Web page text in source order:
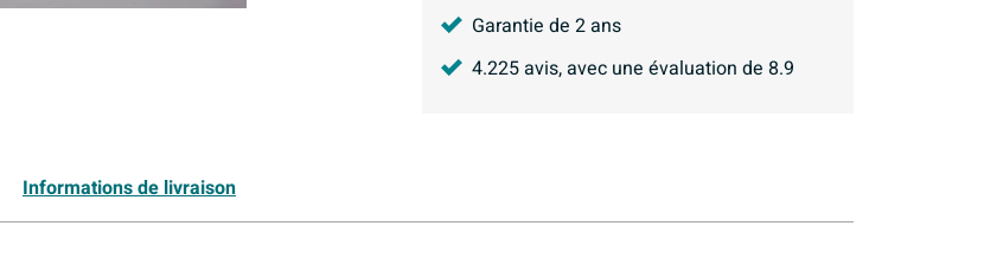
Garantie de 2 ans
4.225avis, avec une évaluation de 8.9
Informations de livraison